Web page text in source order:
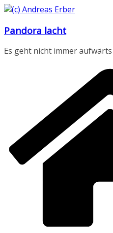
Zum
springen
Pandora lacht
Es geht nicht immer aufwärts